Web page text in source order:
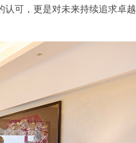
认可，更是对未来持续追求卓越